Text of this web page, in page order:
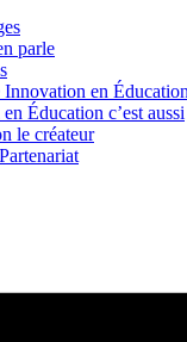
parle
Innovation en Éducation
Éducation c’est aussi
le créateur